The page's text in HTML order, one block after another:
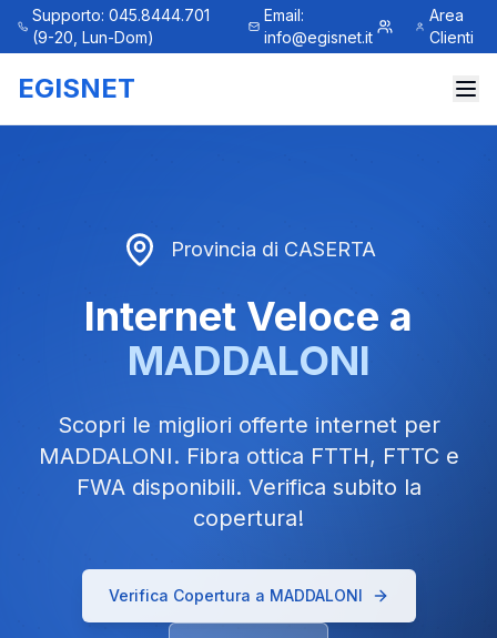
Supporto: 045.8444.701
(9-20, Lun-Dom)
Email:
info@egisnet.it
Area
Clienti
EGISNET
Provincia di CASERTA
Internet Veloce a
MADDALONI
Scopri le migliori offerte internet per
MADDALONI. Fibra ottica FTTH, FTTC e
FWA disponibili. Verifica subito la
copertura!
Verifica Copertura a MADDALONI